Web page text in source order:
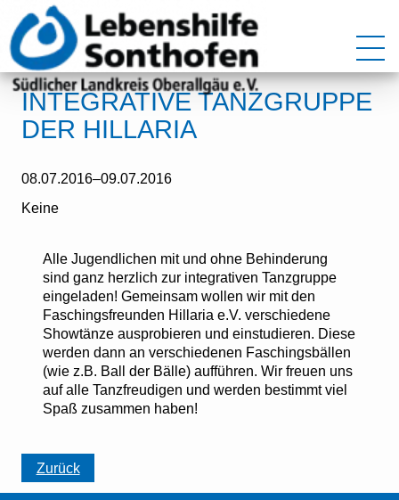
INTEGRATIVE TANZGRUPPE
DER HILLARIA
08.07.2016–09.07.2016
Keine
Alle Jugendlichen mit und ohne Behinderung
sind ganz herzlich zur integrativen Tanzgruppe
eingeladen! Gemeinsam wollen wir mit den
Faschingsfreunden Hillaria e.V. verschiedene
Showtänze ausprobieren und einstudieren. Diese
werden dann an verschiedenen Faschingsbällen
(wie z.B. Ball der Bälle) aufführen. Wir freuen uns
auf alle Tanzfreudigen und werden bestimmt viel
Spaß zusammen haben!
Zurück